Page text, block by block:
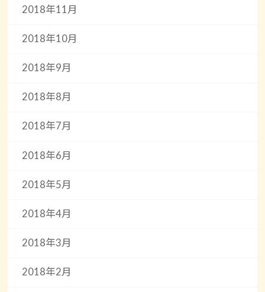
2018年11月
2018年10月
2018年9月
2018年8月
2018年7月
2018年6月
2018年5月
2018年4月
2018年3月
2018年2月